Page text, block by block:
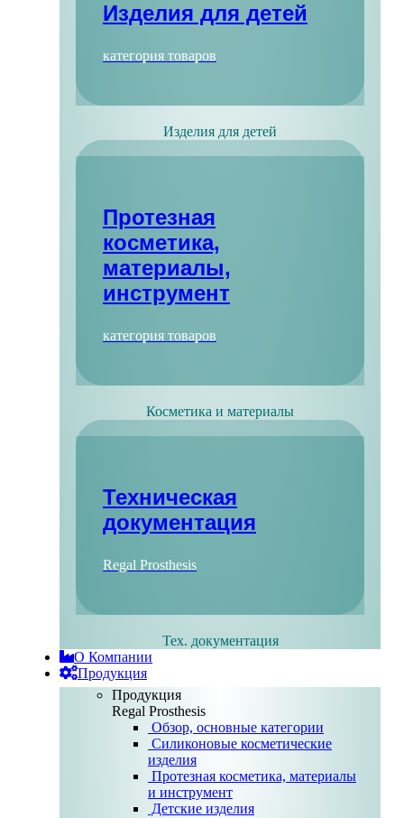
Изделия для детей
категория товаров
Изделия для детей
Протезная
косметика,
материалы,
инструмент
категория товаров
Косметика и материалы
Техническая
документация
Regal Prosthesis
Тех. документация
О Компании
Продукция
Продукция
Regal Prosthesis
Обзор, основные категории
Силиконовые косметические
изделия
Протезная косметика, материалы
и инструмент
Детские изделия